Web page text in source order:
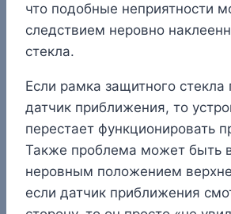
что подобные неприятности
следствием неровно
стекла.
Если рамка защитного стекла
датчик приближения, то
перестает функционировать
Также проблема может быть
неровным положением
если датчик приближения